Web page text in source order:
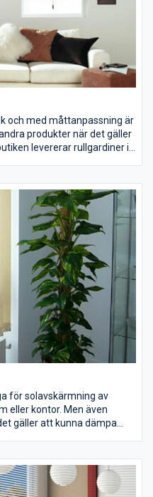
och med måttanpassning är
produkter när det gäller
levererar rullgardiner i
att välja en inbyggd
med trådlös fjärrkontroll
mot ditt egna styr-
utrustad med. Givetvis
till våra rullgardin med
olika specialegenskaper
för solavskärmning av
eller kontor. Men även
gäller att kunna dämpa
Persiennbutiken innehåller